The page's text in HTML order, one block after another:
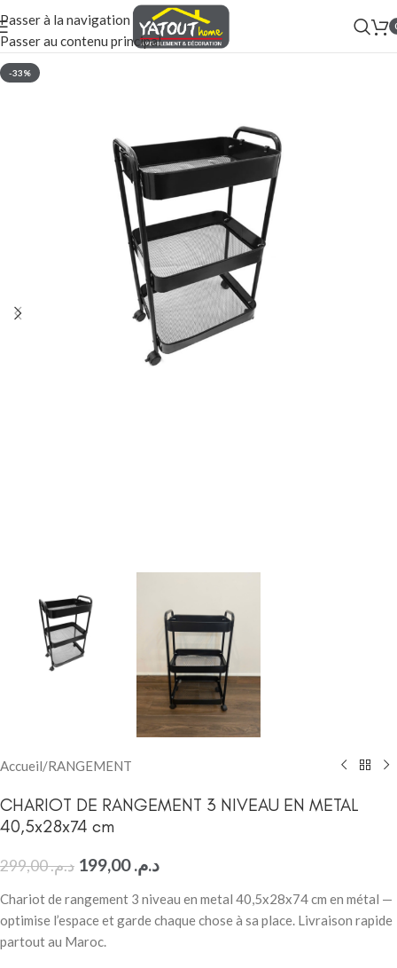
Passer à la navigation
Passer au contenu principal
-33%
Accueil/RANGEMENT
CHARIOT DE RANGEMENT 3 NIVEAU EN METAL
40,5x28x74 cm
د.م.299,00 د.م.199,00
Chariot de rangement 3 niveau en metal 40,5x28x74 cm en métal —
optimise l’espace et garde chaque chose à sa place. Livraison rapide
partout au Maroc.